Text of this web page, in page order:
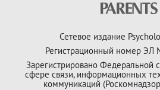
Сетевое издание
Регистрационный номер
Зарегистрировано Федеральной
сфере связи, информационных
коммуникаций